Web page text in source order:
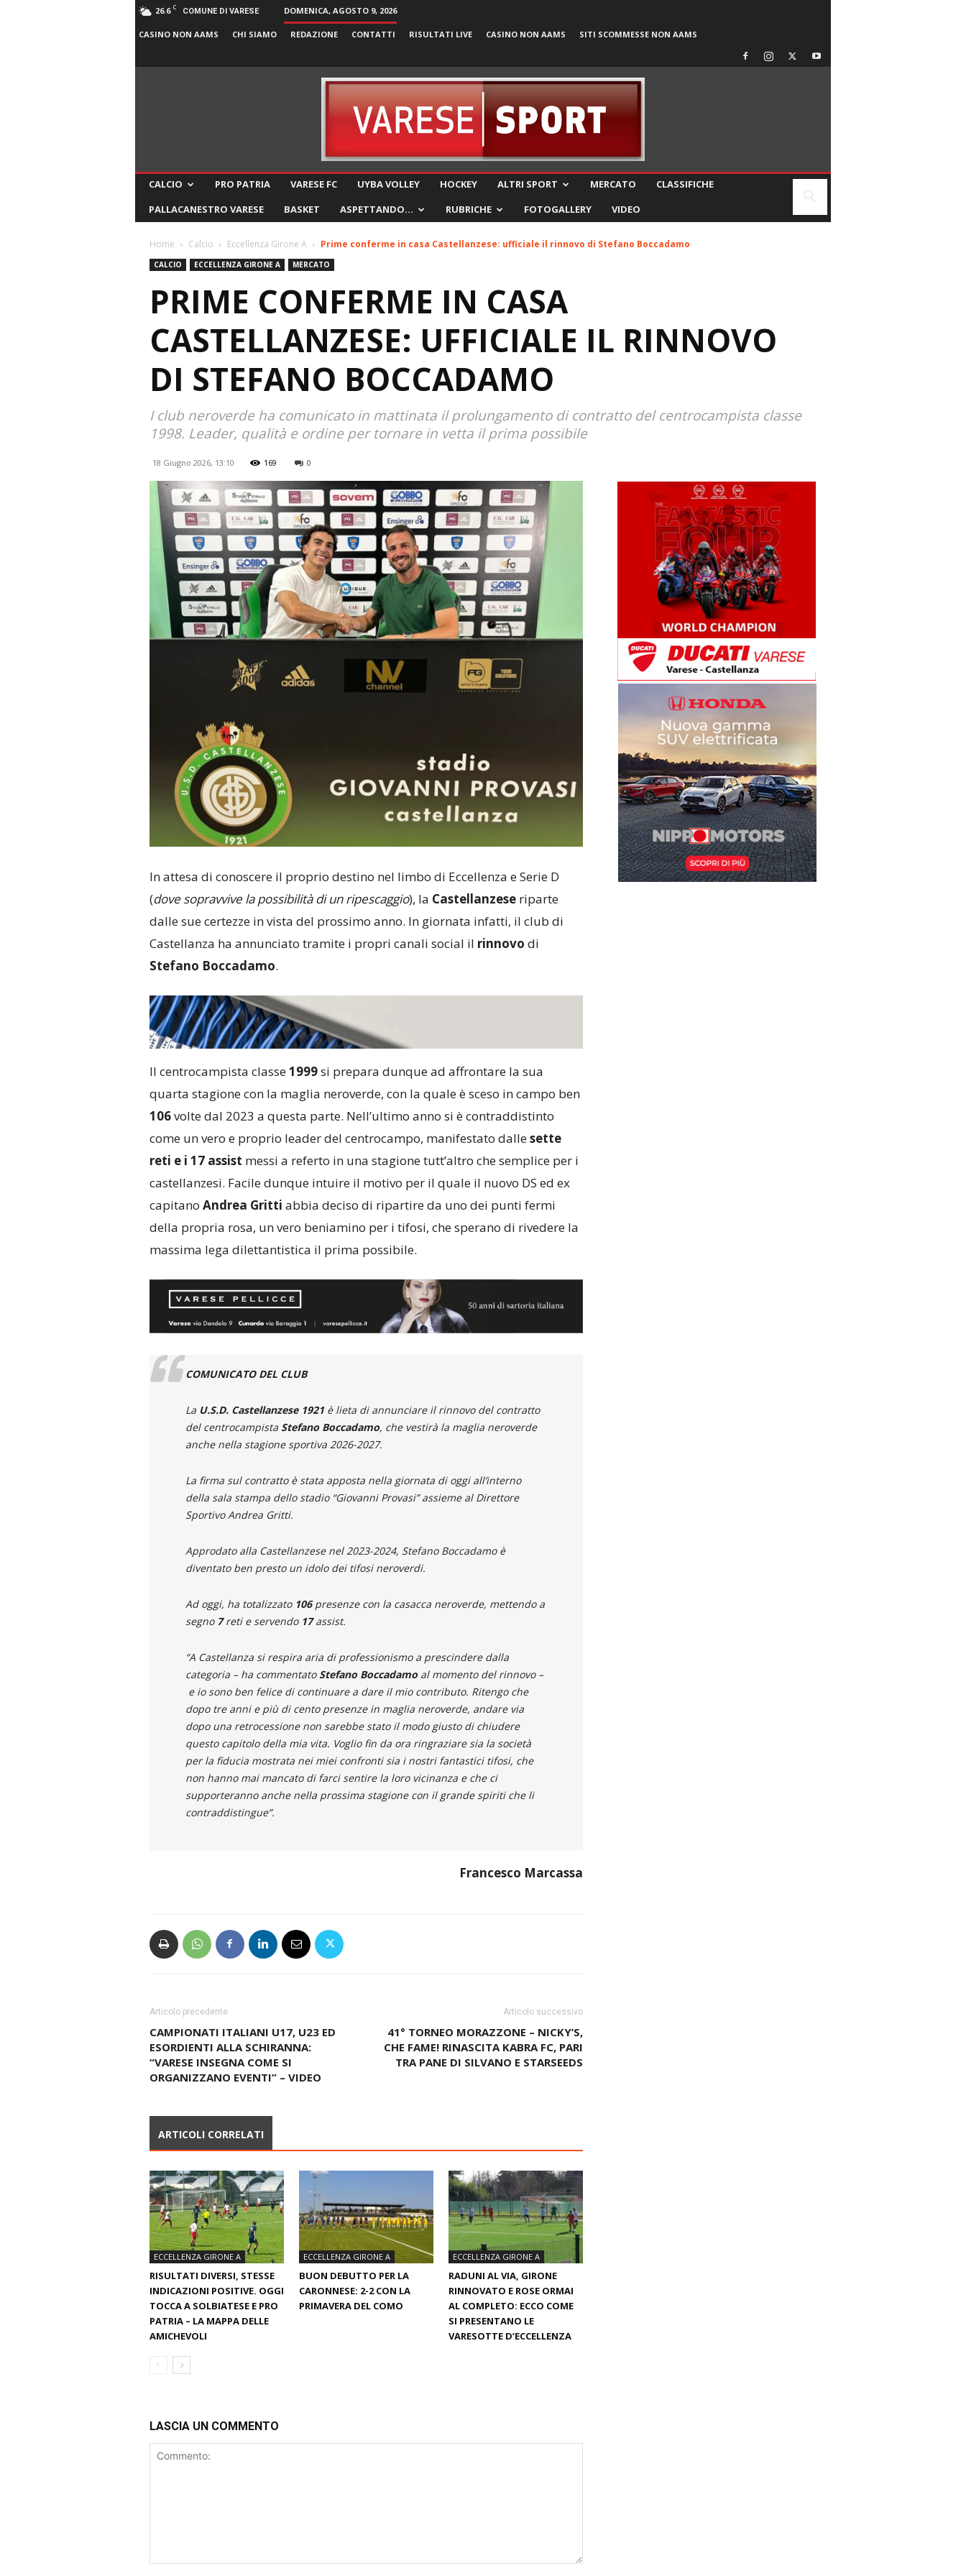
26.6 C COMUNE DI VARESE DOMENICA, AGOSTO 9, 2026
CASINO NON AAMS CHI SIAMO REDAZIONE CONTATTI RISULTATI LIVE CASINO NON AAMS SITI SCOMMESSE NON AAMS
CALCIO PRO PATRIA VARESE FC UYBA VOLLEY HOCKEY ALTRI SPORT MERCATO
CLASSIFICHE
PALLACANESTRO VARESE
BASKET ASPETTANDO… RUBRICHE FOTOGALLERY VIDEO
Home Calcio Eccellenza Girone A Prime conferme in casa Castellanzese: ufficiale il rinnovo di Stefano Boccadamo
CALCIO ECCELLENZA GIRONE A MERCATO
PRIME CONFERME IN CASA
CASTELLANZESE: UFFICIALE IL RINNOVO
DI STEFANO BOCCADAMO
I club neroverde ha comunicato in mattinata il prolungamento di contratto del centrocampista classe
1998. Leader, qualità e ordine per tornare in vetta il prima possibile
18 Giugno 2026, 13:10 169 0
In attesa di conoscere il proprio destino nel limbo di Eccellenza e Serie D
(dove sopravvive la possibilità di un ripescaggio), la Castellanzeseriparte
dalle sue certezze in vista del prossimo anno. In giornata infatti, il club di
Castellanza ha annunciato tramite i propri canali social il rinnovo di
Stefano Boccadamo.
Il centrocampista classe1999si prepara dunque ad affrontare la sua
quarta stagione con la maglia neroverde, con la quale è sceso in campo ben
106volte dal 2023 a questa parte. Nell’ultimo anno si è contraddistinto
come un vero e proprio leader del centrocampo, manifestato dallesette
reti e i 17 assist messi a referto in una stagione tutt’altro che semplice per i
castellanzesi. Facile dunque intuire il motivo per il quale il nuovo DS ed ex
capitano Andrea Gritti abbia deciso di ripartire da uno dei punti fermi
della propria rosa, un vero beniamino per i tifosi, che sperano di rivedere la
massima lega dilettantistica il prima possibile.
COMUNICATO DEL CLUB
La U.S.D. Castellanzese 1921è lieta di annunciare il rinnovo del contratto
del centrocampista Stefano Boccadamo, che vestirà la maglia neroverde
anche nella stagione sportiva 2026-2027.
La firma sul contratto è stata apposta nella giornata di oggi all’interno
della sala stampa dello stadio “Giovanni Provasi” assieme al Direttore
Sportivo Andrea Gritti.
Approdato alla Castellanzese nel 2023-2024, Stefano Boccadamo è
diventato ben presto un idolo dei tifosi neroverdi.
Ad oggi, ha totalizzato 106presenze con la casacca neroverde, mettendo a
segno 7reti e servendo 17assist.
“A Castellanza si respira aria di professionismo a prescindere dalla
categoria – ha commentato Stefano Boccadamo al momento del rinnovo –
e io sono ben felice di continuare a dare il mio contributo. Ritengo che
dopo tre anni e più di cento presenze in maglia neroverde, andare via
dopo una retrocessione non sarebbe stato il modo giusto di chiudere
questo capitolo della mia vita. Voglio fin da ora ringraziare sia la società
per la fiducia mostrata nei miei confronti sia i nostri fantastici tifosi, che
non hanno mai mancato di farci sentire la loro vicinanza e che ci
supporteranno anche nella prossima stagione con il grande spiriti che li
contraddistingue”.
Francesco Marcassa
Articolo precedente
CAMPIONATI ITALIANI U17, U23 ED
ESORDIENTI ALLA SCHIRANNA:
“VARESE INSEGNA COME SI
ORGANIZZANO EVENTI” – VIDEO
Articolo successivo
41° TORNEO MORAZZONE – NICKY’S,
CHE FAME! RINASCITA KABRA FC, PARI
TRA PANE DI SILVANO E STARSEEDS
ARTICOLI CORRELATI
ECCELLENZA GIRONE A
RISULTATI DIVERSI, STESSE
INDICAZIONI POSITIVE. OGGI
TOCCA A SOLBIATESE E PRO
PATRIA – LA MAPPA DELLE
AMICHEVOLI
ECCELLENZA GIRONE A
BUON DEBUTTO PER LA
CARONNESE: 2-2 CON LA
PRIMAVERA DEL COMO
ECCELLENZA GIRONE A
RADUNI AL VIA, GIRONE
RINNOVATO E ROSE ORMAI
AL COMPLETO: ECCO COME
SI PRESENTANO LE
VARESOTTE D’ECCELLENZA
LASCIA UN COMMENTO